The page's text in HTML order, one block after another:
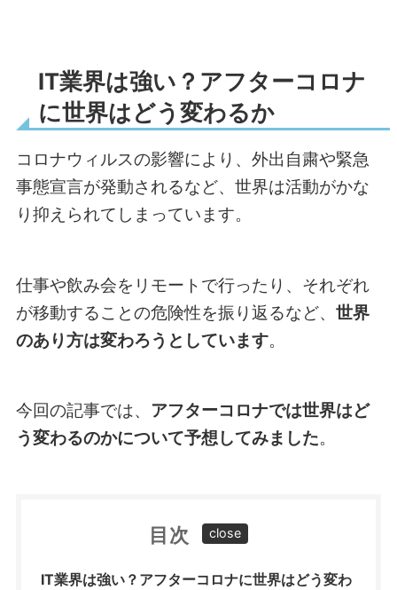
IT業界は強い？アフターコロナ
に世界はどう変わるか
コロナウィルスの影響により、外出自粛や緊急
事態宣言が発動されるなど、世界は活動がかな
り抑えられてしまっています。
仕事や飲み会をリモートで行ったり、それぞれ
が移動することの危険性を振り返るなど、 世界
のあり方は変わろうとしています。
今回の記事では、 アフターコロナでは世界はど
う変わるのかについて予想してみました。
目次
IT業界は強い？アフターコロナに世界はどう変わ